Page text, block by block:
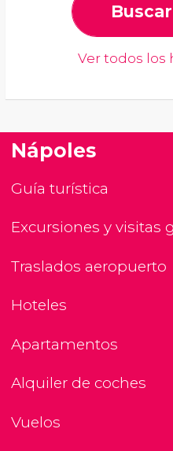
Ver todos los
Nápoles
Guía turística
Excursiones y visitas
Traslados aeropuerto
Hoteles
Apartamentos
Alquiler de coches
Vuelos